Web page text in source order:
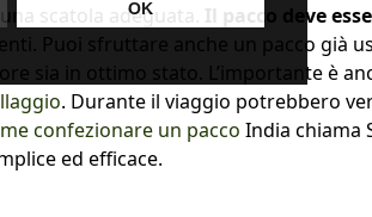
scatola adeguata. Il pacco deve
Puoi sfruttare anche un pacco già
sia in ottimo stato. L’importante è
. Durante il viaggio potrebbero
confezionare un pacco India chiama
ed efficace.